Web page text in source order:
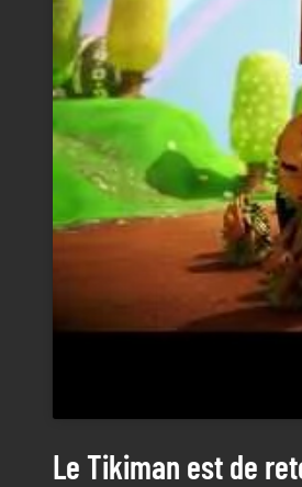
Le Tikiman est de